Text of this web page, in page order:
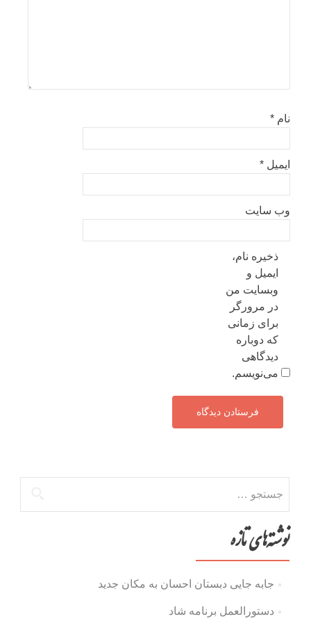
نام *
ایمیل *
وب‌ سایت
ذخیره نام،
ایمیل و
وبسایت من
در مرورگر
برای زمانی
که دوباره
دیدگاهی
می‌نویسم.
برای:
نوشته‌های تازه
جابه جایی دبستان احسان به مکان جدید
دستورالعمل برنامه شاد